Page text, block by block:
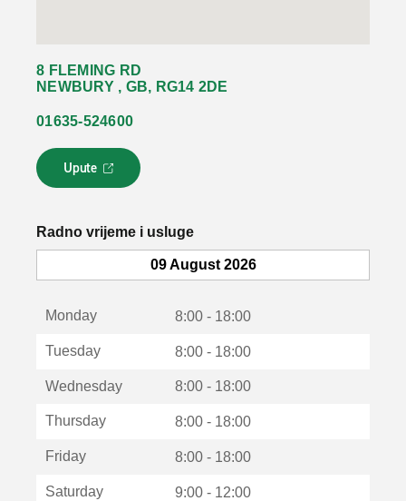
8 FLEMING RD
NEWBURY , GB, RG14 2DE
01635-524600
Upute
L
i
k
o
u
Radno vrijeme i usluge
09 August 2026
Monday 8:00 - 18:00
Tuesday 8:00 - 18:00
Wednesday 8:00 - 18:00
Thursday 8:00 - 18:00
Friday 8:00 - 18:00
Saturday 9:00 - 12:00